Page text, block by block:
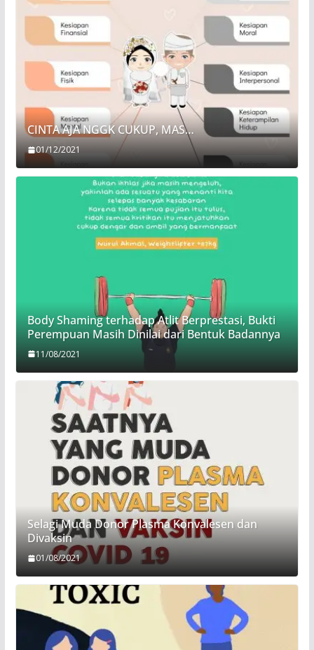
CINTA AJA NGGK CUKUP, MAS…
01/12/2021
Body Shaming terhadap Atlit Berprestasi, Bukti
Perempuan Masih Dinilai dari Bentuk Badannya
11/08/2021
Selagi Muda Donor Plasma Konvalesen dan
Divaksin
01/08/2021